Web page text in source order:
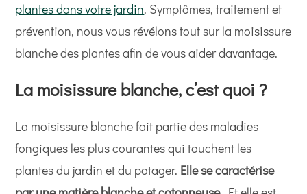
plantes dans votre jardin. Symptômes, traitement et
prévention, nous vous révélons tout sur la moisissure
blanche des plantes afin de vous aider davantage.
La moisissure blanche, c’est quoi ?
La moisissure blanche fait partie des maladies
fongiques les plus courantes qui touchent les
plantes du jardin et du potager. Elle se caractérise